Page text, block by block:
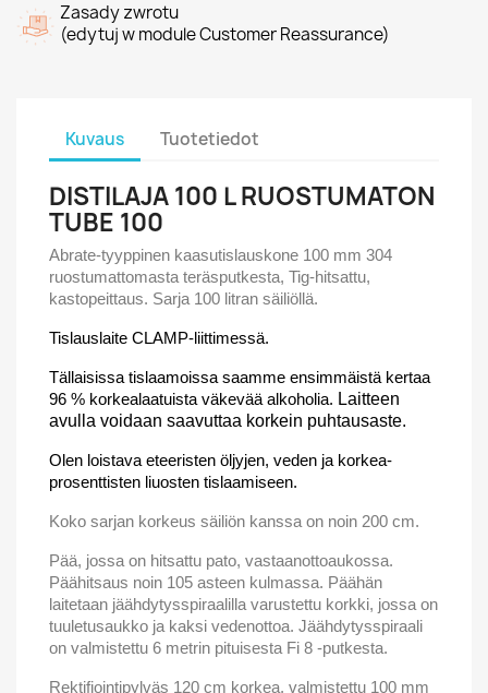
Zasady zwrotu
(edytuj w module Customer Reassurance)
Kuvaus Tuotetiedot
DISTILAJA 100 L RUOSTUMATON
TUBE 100
Abrate-tyyppinen kaasutislauskone 100 mm 304
ruostumattomasta teräsputkesta, Tig-hitsattu,
kastopeittaus. Sarja 100 litran säiliöllä.
Tislauslaite CLAMP-liittimessä.
Tällaisissa tislaamoissa saamme ensimmäistä kertaa
96 % korkealaatuista väkevää alkoholia. Laitteen
avulla voidaan saavuttaa korkein puhtausaste.
Olen loistava eteeristen öljyjen, veden ja korkea-
prosenttisten liuosten tislaamiseen.
Koko sarjan korkeus säiliön kanssa on noin 200 cm.
Pää, jossa on hitsattu pato, vastaanottoaukossa.
Päähitsaus noin 105 asteen kulmassa. Päähän
laitetaan jäähdytysspiraalilla varustettu korkki, jossa on
tuuletusaukko ja kaksi vedenottoa. Jäähdytysspiraali
on valmistettu 6 metrin pituisesta Fi 8 -putkesta.
Rektifiointipylväs 120 cm korkea, valmistettu 100 mm